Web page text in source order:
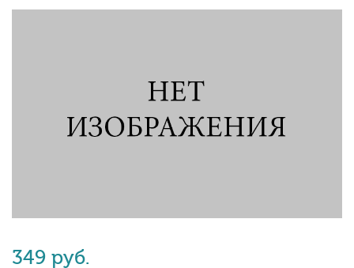
349 руб.